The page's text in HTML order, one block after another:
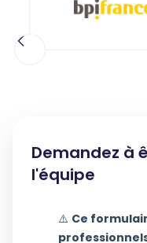
Demandez à
l'équipe